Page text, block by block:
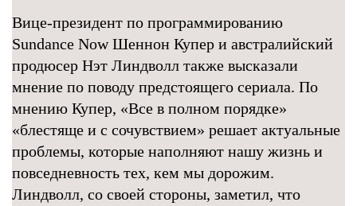
Вице-президент по программированию
Sundance Now Шеннон Купер и австралийский
продюсер Нэт Линдволл также высказали
мнение по поводу предстоящего сериала. По
мнению Купер, «Все в полном порядке»
«блестяще и с сочувствием» решает актуальные
проблемы, которые наполняют нашу жизнь и
повседневность тех, кем мы дорожим.
Линдволл, со своей стороны, заметил, что